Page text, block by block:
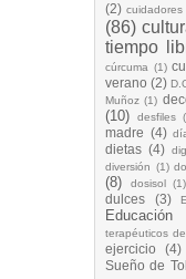
(2) cuidadores
(86)
tiempo
cúrcuma (1)
verano (2)
Muñoz (1)
(10)
desfiles
madre (4)
dietas (4)
diversión (1)
(8)
dosisol (1)
dulces (3)
Educación
terapéuticos
ejercicio
(4)
Sueño de